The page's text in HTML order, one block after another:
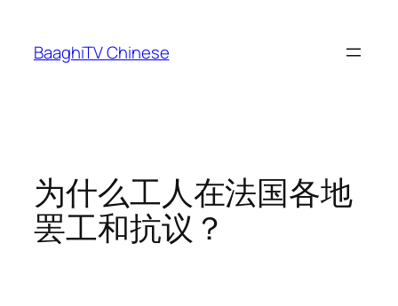
content
BaaghiTV Chinese
为什么工人在法国各地
罢工和抗议？